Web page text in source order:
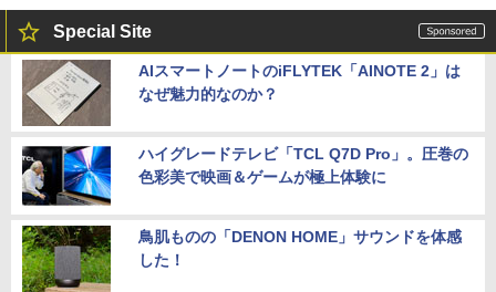
Special Site
AIスマートノートのiFLYTEK「AINOTE 2」は
なぜ魅力的なのか？
ハイグレードテレビ「TCL Q7D Pro」。圧巻の
色彩美で映画＆ゲームが極上体験に
鳥肌ものの「DENON HOME」サウンドを体感
した！